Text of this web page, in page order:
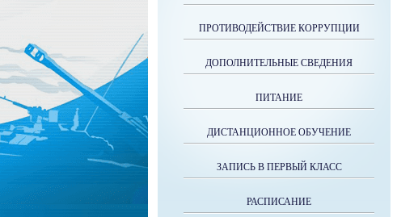
ПРОТИВОДЕЙСТВИЕ КОРРУПЦИИ
ДОПОЛНИТЕЛЬНЫЕ СВЕДЕНИЯ
ПИТАНИЕ
ДИСТАНЦИОННОЕ ОБУЧЕНИЕ
ЗАПИСЬ В ПЕРВЫЙ КЛАСС
РАСПИСАНИЕ